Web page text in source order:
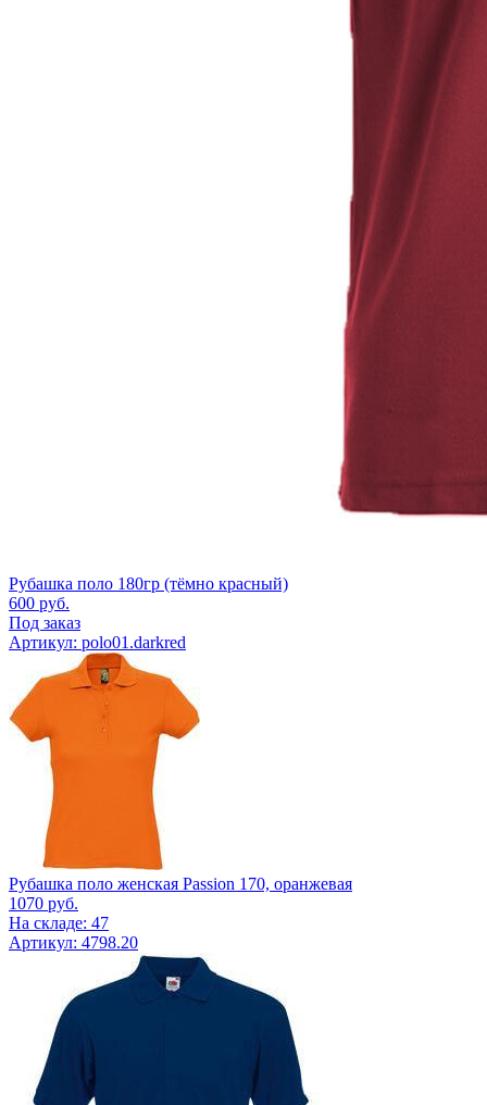
Рубашка поло 180гр (тёмно красный)
600 руб.
Под заказ
Артикул: polo01.darkred
Рубашка поло женская Passion 170, оранжевая
1070 руб.
На складе: 47
Артикул: 4798.20